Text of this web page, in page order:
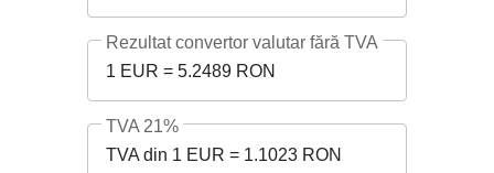
1 EUR = 5.2489 RON
Rezultat convertor valutar fără TVA
TVA din 1 EUR = 1.1023 RON
TVA 21%